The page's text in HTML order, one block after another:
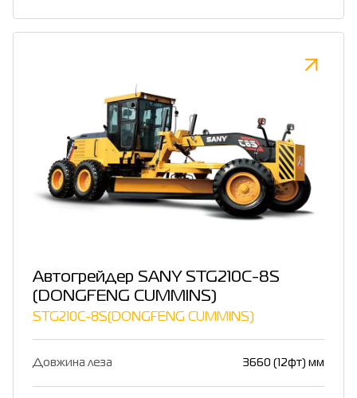
Автогрейдер SANY STG210C-8S
(DONGFENG CUMMINS)
STG210C-8S(DONGFENG CUMMINS)
Довжина леза 3660 (12фт) мм